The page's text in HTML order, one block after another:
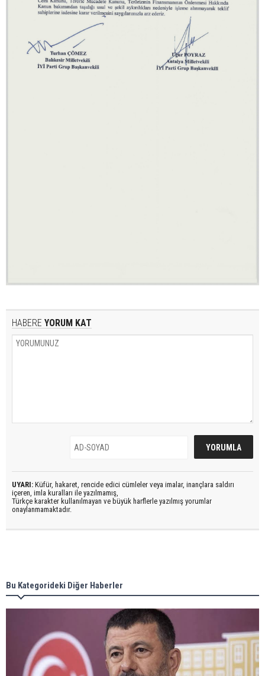
HABERE YORUM KAT
UYARI: Küfür, hakaret, rencide edici cümleler veya imalar, inançlara saldırı
içeren, imla kuralları ile yazılmamış,
Türkçe karakter kullanılmayan ve büyük harflerle yazılmış yorumlar
onaylanmamaktadır.
Bu Kategorideki Diğer Haberler